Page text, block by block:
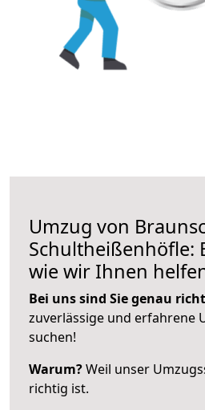
Umzug von
Schultheißenhöfle:
wie wir Ihnen
Bei uns sind Sie genau
zuverlässige und erfahrene
suchen!
Warum?Weil unser
richtig ist.